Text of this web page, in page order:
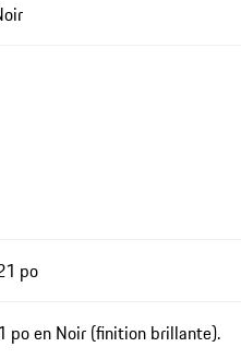
po
po en Noir (finition brillante).